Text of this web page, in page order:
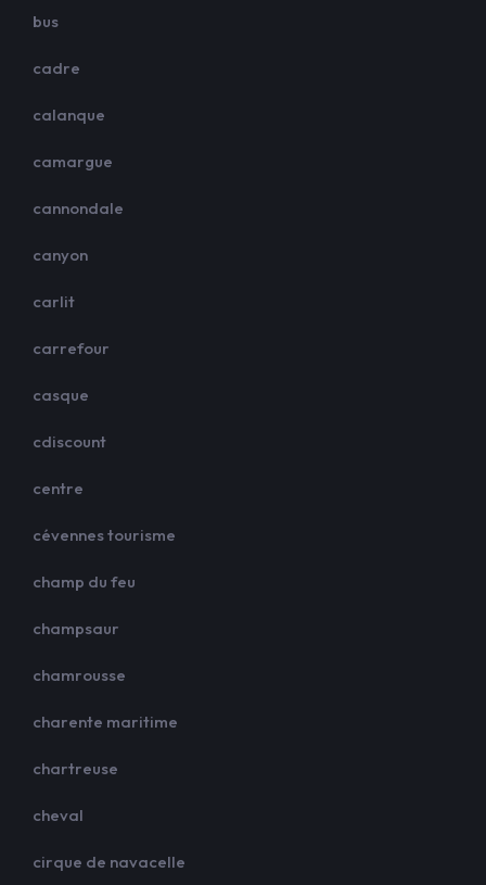
bus
cadre
calanque
camargue
cannondale
canyon
carlit
carrefour
casque
cdiscount
centre
cévennes tourisme
champ du feu
champsaur
chamrousse
charente maritime
chartreuse
cheval
cirque de navacelle